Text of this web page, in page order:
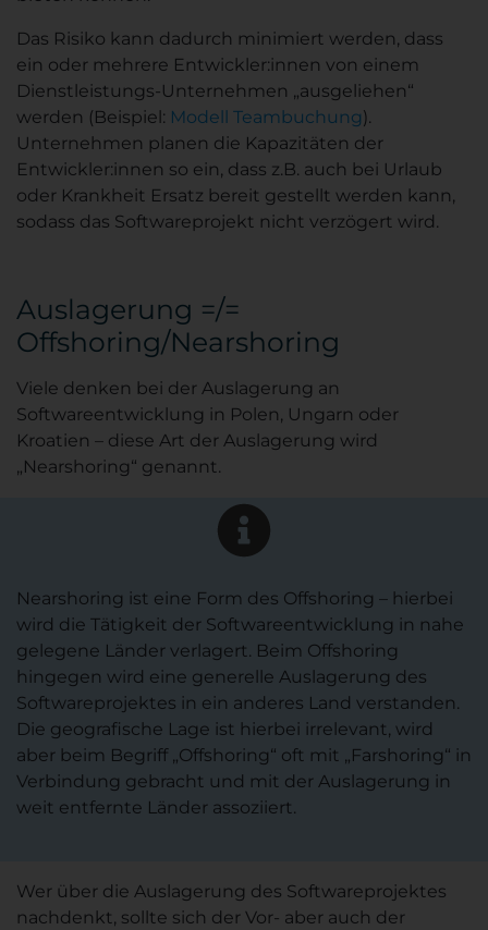
Das Risiko kann dadurch minimiert werden, dass
ein oder mehrere Entwickler:innen von einem
Dienstleistungs-Unternehmen „ausgeliehen“
werden (Beispiel: Modell Teambuchung).
Unternehmen planen die Kapazitäten der
Entwickler:innen so ein, dass z.B. auch bei Urlaub
oder Krankheit Ersatz bereit gestellt werden kann,
sodass das Softwareprojekt nicht verzögert wird.
Auslagerung =/=
Offshoring/Nearshoring
Viele denken bei der Auslagerung an
Softwareentwicklung in Polen, Ungarn oder
Kroatien – diese Art der Auslagerung wird
„Nearshoring“ genannt.
Nearshoring ist eine Form des Offshoring – hierbei
wird die Tätigkeit der Softwareentwicklung in nahe
gelegene Länder verlagert. Beim Offshoring
hingegen wird eine generelle Auslagerung des
Softwareprojektes in ein anderes Land verstanden.
Die geografische Lage ist hierbei irrelevant, wird
aber beim Begriff „Offshoring“ oft mit „Farshoring“ in
Verbindung gebracht und mit der Auslagerung in
weit entfernte Länder assoziiert.
Wer über die Auslagerung des Softwareprojektes
nachdenkt, sollte sich der Vor- aber auch der